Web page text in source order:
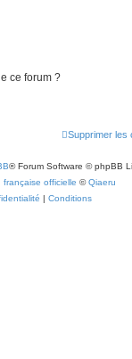
ce forum ?
Supprimer les
® Forum Software © phpBB
française officielle ©Qiaeru
| Conditions